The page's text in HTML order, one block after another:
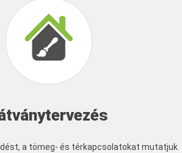
a tömeg- és térkapcsolatokat mutatjuk